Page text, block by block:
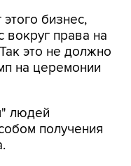
бизнес,
вокруг права на
это не должно
на церемонии
людей
получения